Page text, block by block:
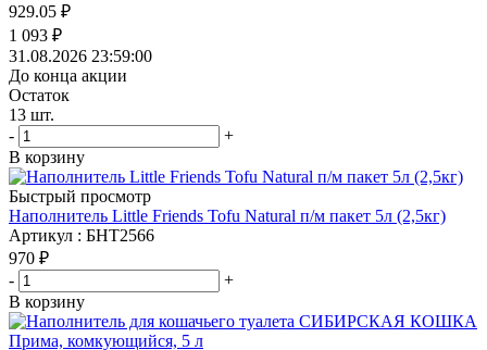
929.05 ₽
1 093 ₽
31.08.2026 23:59:00
До конца акции
Остаток
13 шт.
-
+
В корзину
Быстрый просмотр
Наполнитель Little Friends Tofu Natural п/м пакет 5л (2,5кг)
Артикул : БНТ2566
970 ₽
-
+
В корзину